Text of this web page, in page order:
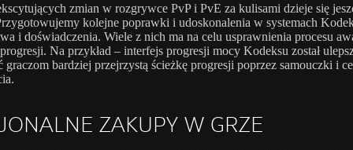
zmian w rozgrywce PvP i PvE za kulisami dzieje się
kolejne poprawki i udoskonalenia w systemach
i doświadczenia. Wiele z nich ma na celu usprawnienia procesu
Na przykład – interfejs progresji mocy Kodeksu został
graczom bardziej przejrzystą ścieżkę progresji poprzez samouczki i
ZAKUPY W GRZE